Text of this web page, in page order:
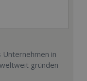
Unternehmen in
gründen